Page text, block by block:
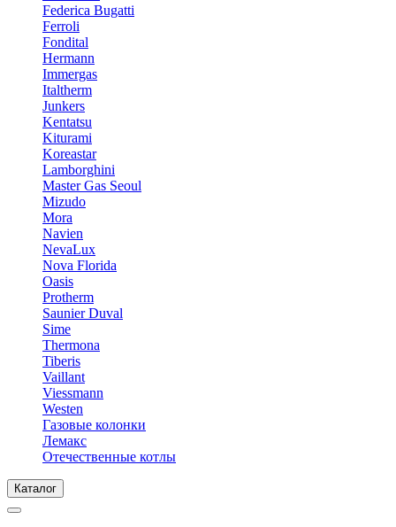
Federica Bugatti
Ferroli
Fondital
Hermann
Immergas
Italtherm
Junkers
Kentatsu
Kiturami
Koreastar
Lamborghini
Master Gas Seoul
Mizudo
Mora
Navien
NevaLux
Nova Florida
Oasis
Protherm
Saunier Duval
Sime
Thermona
Tiberis
Vaillant
Viessmann
Westen
Газовые колонки
Лемакс
Отечественные котлы
Каталог